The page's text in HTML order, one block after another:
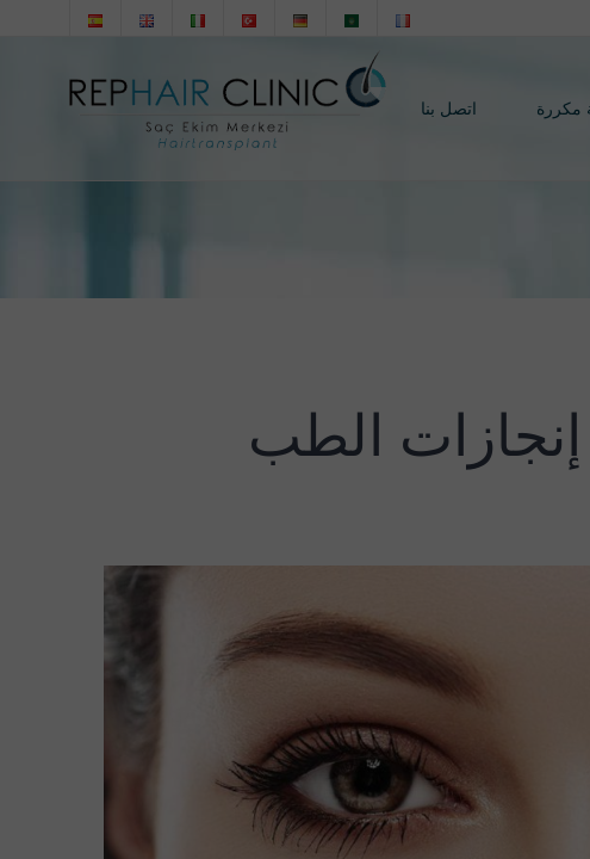
مكررة اتصل بنا
الطب